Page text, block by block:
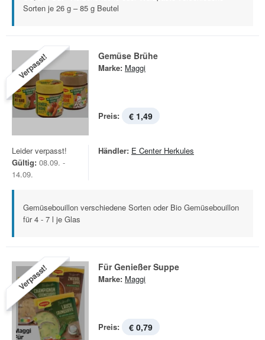
Sorten je 26 g – 85 g Beutel
Verpasst! Gemüse Brühe
Marke: Maggi
Preis: € 1,49
Leider verpasst!
Gültig: 08.09. -
14.09.
Händler: E Center Herkules
Gemüsebouillon verschiedene Sorten oder Bio Gemüsebouillon
für 4 - 7 l je Glas
Verpasst! Für Genießer Suppe
Marke: Maggi
Preis: € 0,79